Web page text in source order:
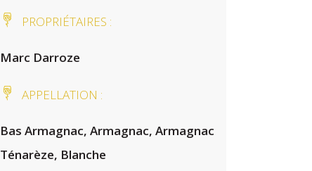
PROPRIÉTAIRES :
Marc Darroze
APPELLATION :
Bas Armagnac, Armagnac, Armagnac
Ténarèze, Blanche